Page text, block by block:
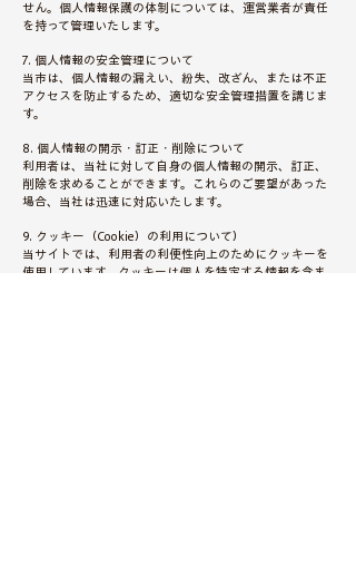
せん。個人情報保護の体制については、運営業者が責任
を持って管理いたします。
7. 個人情報の安全管理について
当市は、個人情報の漏えい、紛失、改ざん、または不正
アクセスを防止するため、適切な安全管理措置を講じま
す。
8. 個人情報の開示・訂正・削除について
利用者は、当社に対して自身の個人情報の開示、訂正、
削除を求めることができます。これらのご要望があった
場合、当社は迅速に対応いたします。
9. クッキー（Cookie）の利用について）
当サイトでは、利用者の利便性向上のためにクッキーを
使用しています。クッキーは個人を特定する情報を含ま